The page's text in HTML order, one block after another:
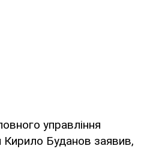
управління
Кирило Буданов заявив,